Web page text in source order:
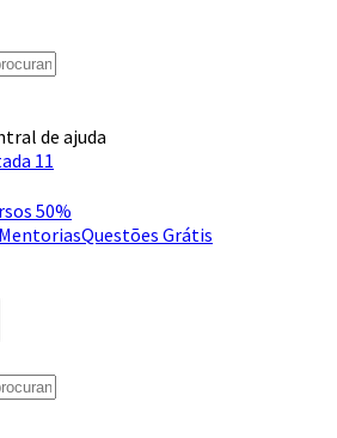
de ajuda
11
50%
MentoriasQuestões Grátis